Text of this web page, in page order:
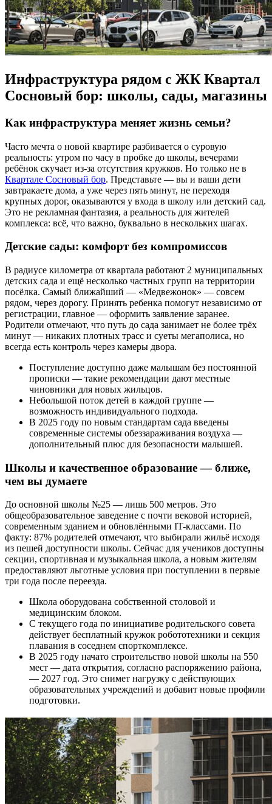
Инфраструктура рядом с ЖК Квартал
Сосновый бор: школы, сады, магазины
Как инфраструктура меняет жизнь семьи?
Часто мечта о новой квартире разбивается о суровую
реальность: утром по часу в пробке до школы, вечерами
ребёнок скучает из-за отсутствия кружков. Но только не в
Квартале Сосновый бор. Представьте — вы и ваши дети
завтракаете дома, а уже через пять минут, не переходя
крупных дорог, оказываются у входа в школу или детский сад.
Это не рекламная фантазия, а реальность для жителей
комплекса: всё, что важно, буквально в нескольких шагах.
Детские сады: комфорт без компромиссов
В радиусе километра от квартала работают 2 муниципальных
детских сада и ещё несколько частных групп на территории
посёлка. Самый ближайший — «Медвежонок» — совсем
рядом, через дорогу. Принять ребенка помогут независимо от
регистрации, главное — оформить заявление заранее.
Родители отмечают, что путь до сада занимает не более трёх
минут — никаких плотных трасс и суеты мегаполиса, но
всегда есть контроль через камеры двора.
Поступление доступно даже малышам без постоянной
прописки — такие рекомендации дают местные
чиновники для новых жильцов.
Небольшой поток детей в каждой группе —
возможность индивидуального подхода.
В 2025 году по новым стандартам сада введены
современные системы обеззараживания воздуха —
дополнительный плюс для безопасности малышей.
Школы и качественное образование — ближе,
чем вы думаете
До основной школы №25 — лишь 500 метров. Это
общеобразовательное заведение с почти вековой историей,
современным зданием и обновлёнными IT-классами. По
факту: 87% родителей отмечают, что выбирали жильё исходя
из пешей доступности школы. Сейчас для учеников доступны
секции, спортивная и музыкальная школа, а новым жителям
предоставляют льготные условия при поступлении в первые
три года после переезда.
Школа оборудована собственной столовой и
медицинским блоком.
С текущего года по инициативе родительского совета
действует бесплатный кружок робототехники и секция
плавания в соседнем спорткомплексе.
В 2025 году начато строительство новой школы на 550
мест — дата открытия, согласно распоряжению района,
— 2027 год. Это снимет нагрузку с действующих
образовательных учреждений и добавит новые профили
подготовки.